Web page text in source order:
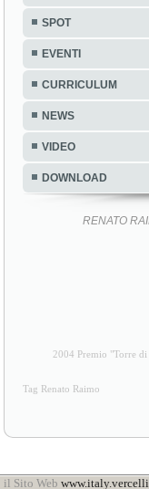
SPOT
EVENTI
CURRICULUM
NEWS
VIDEO
DOWNLOAD
RENATO
2004 Premio "Torre
Tag Renato Raimo
il Sito Web